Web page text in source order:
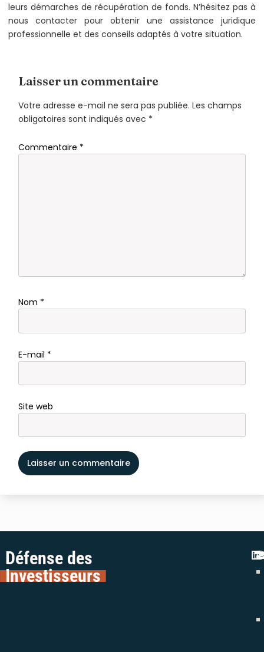
leurs démarches de récupération de fonds. N’hésitez pas à
nous contacter pour obtenir une assistance juridique
professionnelle et des conseils adaptés à votre situation.
Laisser un commentaire
Votre adresse e-mail ne sera pas publiée. Les champs
obligatoires sont indiqués avec *
Commentaire *
Nom *
E-mail *
Site web
Défense des
Investisseurs